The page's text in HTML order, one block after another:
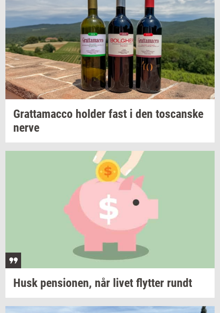
Grat­ta­mac­co hol­der fast i den toscan­ske
nerve
Husk pen­sio­nen, når livet flyt­ter rundt